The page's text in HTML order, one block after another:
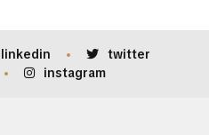
linkedin
twitter
instagram